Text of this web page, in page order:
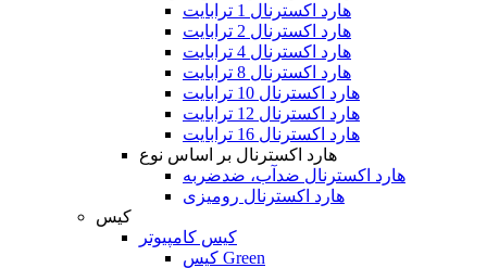
هارد اکسترنال 1 ترابایت
هارد اکسترنال 2 ترابایت
هارد اکسترنال 4 ترابایت
هارد اکسترنال 8 ترابایت
هارد اکسترنال 10 ترابایت
هارد اکسترنال 12 ترابایت
هارد اکسترنال 16 ترابایت
هارد اکسترنال بر اساس نوع
هارد اکسترنال ضدآب، ضدضربه
هارد اکسترنال رومیزی
کیس
کیس کامپیوتر
کیس Green